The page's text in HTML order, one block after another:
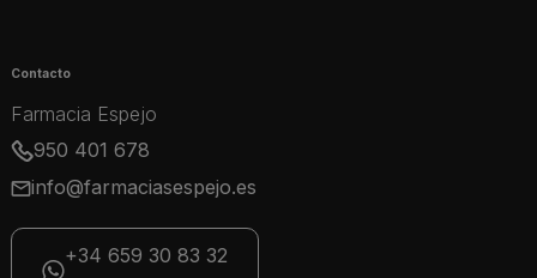
Contacto
Farmacia Espejo
950 401 678
info@farmaciasespejo.es
+34 659 30 83 32